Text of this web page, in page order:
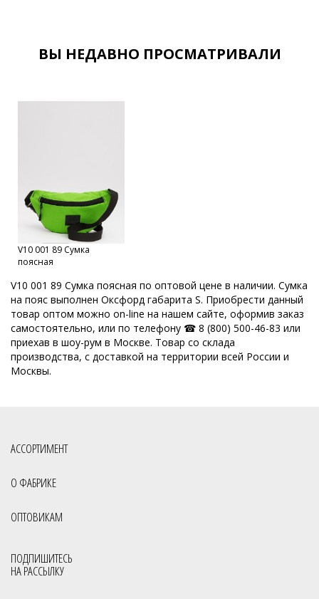
Сумки от производителя
Оптовая продажа сумок
Кожгалантерейная фабрика
ОССО сумки оптом Киров
Производитель женских сумок Россия
Производство кожгалантереи Производитель женских сумок
Производитель сумок Российская фабрика сумок оптом
Молодёжные сумки оптом
Сумки через плечо из текстиля
ВЫ НЕДАВНО ПРОСМАТРИВАЛИ
V10 001 89 Сумка
поясная
V10 001 89 Сумка поясная по оптовой цене в наличии. Сумка
на пояс выполнен Оксфорд габарита S. Приобрести данный
товар оптом можно on-line на нашем сайте, оформив заказ
самостоятельно, или по телефону ☎ 8 (800) 500-46-83 или
приехав в шоу-рум в Москве. Товар со склада
производства, с доставкой на территории всей России и
Москвы.
АССОРТИМЕНТ
О ФАБРИКЕ
ОПТОВИКАМ
ПОДПИШИТЕСЬ
НА РАССЫЛКУ